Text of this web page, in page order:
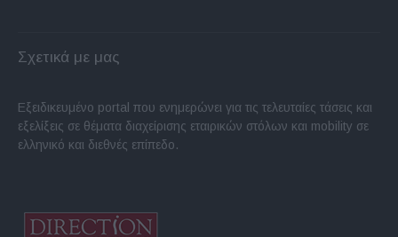
Σχετικά με μας
Εξειδικευμένο portal που ενημερώνει για τις τελευταίες τάσεις και
εξελίξεις σε θέματα διαχείρισης εταιρικών στόλων και mobility σε
ελληνικό και διεθνές επίπεδο.